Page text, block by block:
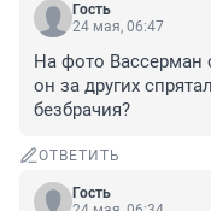
Гость
24 мая, 06:47
На фото Вассерман
он за других
безбрачия?
ОТВЕТИТЬ
Гость